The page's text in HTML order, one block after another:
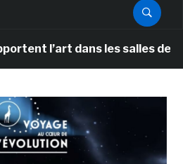
l’art dans les salles de